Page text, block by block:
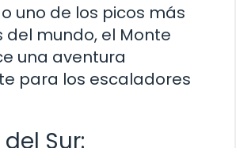
uno de los picos más
mundo, el Monte
una aventura
para los escaladores
Sur: